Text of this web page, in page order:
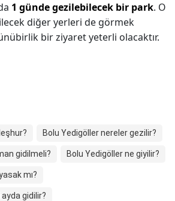
1 günde gezilebilecek bir park. O
diğer yerleri de görmek
bir ziyaret yeterli olacaktır.
Bolu Yedigöller nereler gezilir?
gidilmeli? Bolu Yedigöller ne giyilir?
mı?
gidilir?